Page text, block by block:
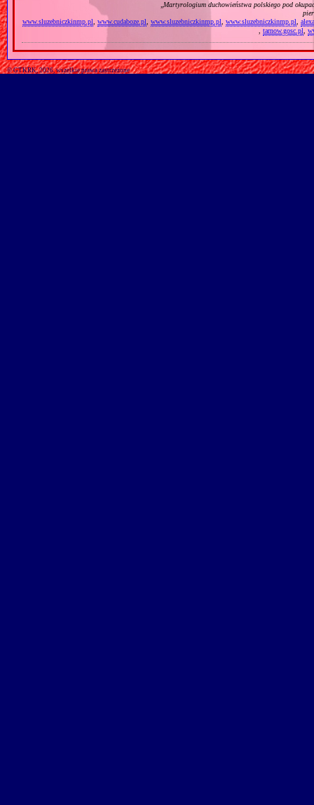
Martyrologium duchowieństwa polskiego pod
www.sluzebniczkinmp.pl
www.cudaboze.pl www.sluzebniczkinmp.pl www.sluzebniczkinmp.pl
tarnow.gosc.pl
© GTKRK, 2026, wszelkie prawa zastrzeżone